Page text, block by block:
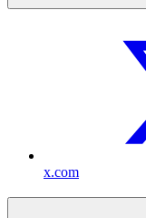
x.com